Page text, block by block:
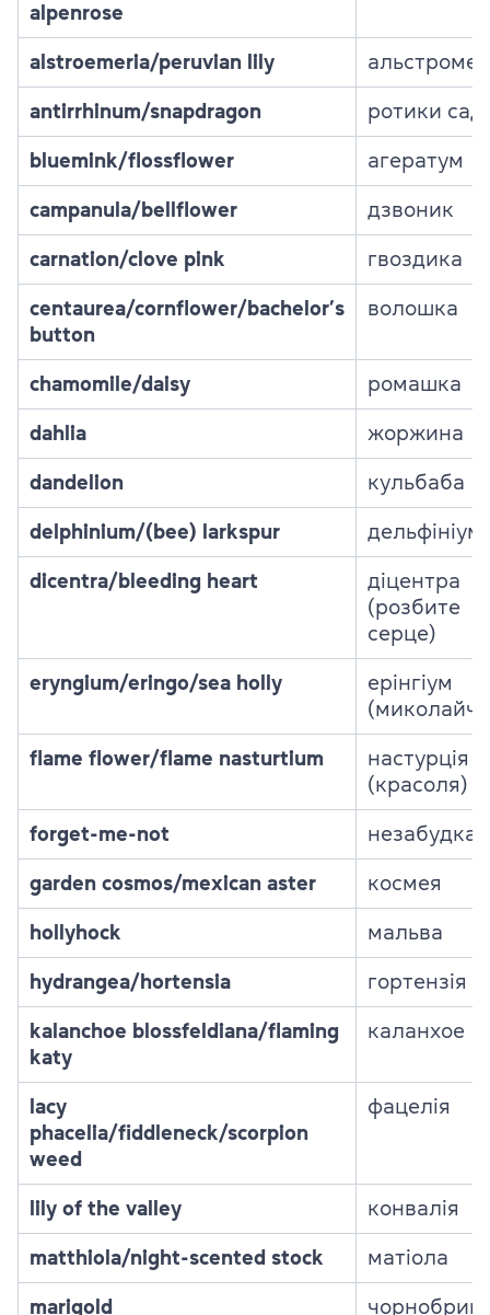
alpenrose
alstroemeria/peruvian lily
antirrhinum/snapdragon ротики
bluemink/flossflower агератум
campanula/bellflower дзвоник
carnation/clove pink гвоздика
centaurea/cornflower/bachelor’s
button
волошка
chamomile/daisy ромашка
dahlia жоржина
dandelion кульбаба
delphinium/(bee) larkspur дельфініум
dicentra/bleeding heart
діцентра
(розбите
серце)
eryngium/eringo/sea holly
ерінгіум
flame flower/flame nasturtium
настурція
(красоля)
forget-me-not незабудка
garden cosmos/mexican aster космея
hollyhock мальва
hydrangea/hortensia гортензія
kalanchoe blossfeldiana/flaming
katy
каланхое
lacy
phacelia/fiddleneck/scorpion
weed
фацелія
lily of the valley конвалія
matthiola/night-scented stock матіола
marigold